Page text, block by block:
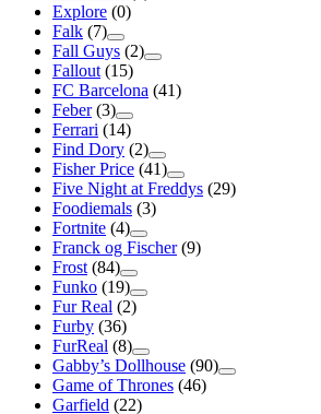
Explore (0)
Falk (7)
Fall Guys (2)
Fallout (15)
FC Barcelona (41)
Feber (3)
Ferrari (14)
Find Dory (2)
Fisher Price (41)
Five Night at Freddys (29)
Foodiemals (3)
Fortnite (4)
Franck og Fischer (9)
Frost (84)
Funko (19)
Fur Real (2)
Furby (36)
FurReal (8)
Gabby’s Dollhouse (90)
Game of Thrones (46)
Garfield (22)